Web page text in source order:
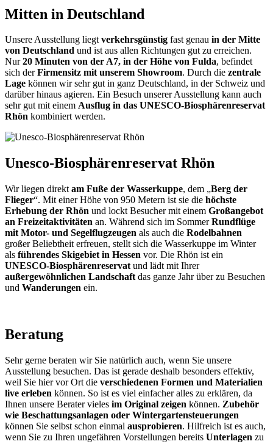
Mitten in Deutschland
Unsere Ausstellung liegtverkehrsgünstig fast genau in der Mitte
von Deutschland und ist aus allen Richtungen gut zu erreichen.
Nur20 Minuten von der A7, in der Höhe von Fulda, befindet
sich derFirmensitz mit unserem Showroom. Durch die zentrale
Lage können wir sehr gut in ganz Deutschland, in der Schweiz und
darüber hinaus agieren. Ein Besuch unserer Ausstellung kann auch
sehr gut mit einem Ausflug in das UNESCO-Biosphärenreservat
Rhön kombiniert werden.
Unesco-Biosphärenreservat Rhön
Wir liegen direkt am Fuße der Wasserkuppe, dem „Berg der
Flieger“. Mit einer Höhe von 950 Metern ist sie die höchste
Erhebung der Rhön und lockt Besucher mit einem Großangebot
an Freizeitaktivitäten an. Während sich im SommerRundflüge
mit Motor- und Segelflugzeugen als auch die Rodelbahnen
großer Beliebtheit erfreuen, stellt sich die Wasserkuppe im Winter
als führendes Skigebiet in Hessen vor. Die Rhön ist ein
UNESCO-Biosphärenreservat und lädt mit Ihrer
außergewöhnlichen Landschaft das ganze Jahr über zu Besuchen
und Wanderungen ein.
Beratung
Sehr gerne beraten wir Sie natürlich auch, wenn Sie unsere
Ausstellung besuchen. Das ist gerade deshalb besonders effektiv,
weil Sie hier vor Ort die verschiedenen Formen und Materialien
live erleben können. So ist es viel einfacher alles zu erklären, da
Ihnen unsere Berater vieles im Original zeigen können. Zubehör
wie Beschattungsanlagen oder Wintergartensteuerungen
können Sie selbst schon einmal ausprobieren. Hilfreich ist es auch,
wenn Sie zu Ihren ungefähren Vorstellungen bereits Unterlagen zu